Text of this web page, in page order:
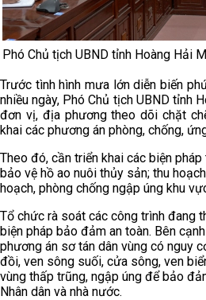
Phó Chủ tịch UBND tỉnh Hoàng Hải
Trước tình hình mưa lớn diễn biến
nhiều ngày, Phó Chủ tịch UBND tỉnh
đơn vị, địa phương theo dõi chặt
khai các phương án phòng, chống,
Theo đó, cần triển khai các biện
bảo vệ hồ ao nuôi thủy sản; thu
hoạch, phòng chống ngập úng khu
Tổ chức rà soát các công trình đang
biện pháp bảo đảm an toàn. Bên
phương án sơ tán dân vùng có nguy
đồi, ven sông suối, cửa sông, ven
vùng thấp trũng, ngập úng để bảo
Nhân dân và nhà nước.